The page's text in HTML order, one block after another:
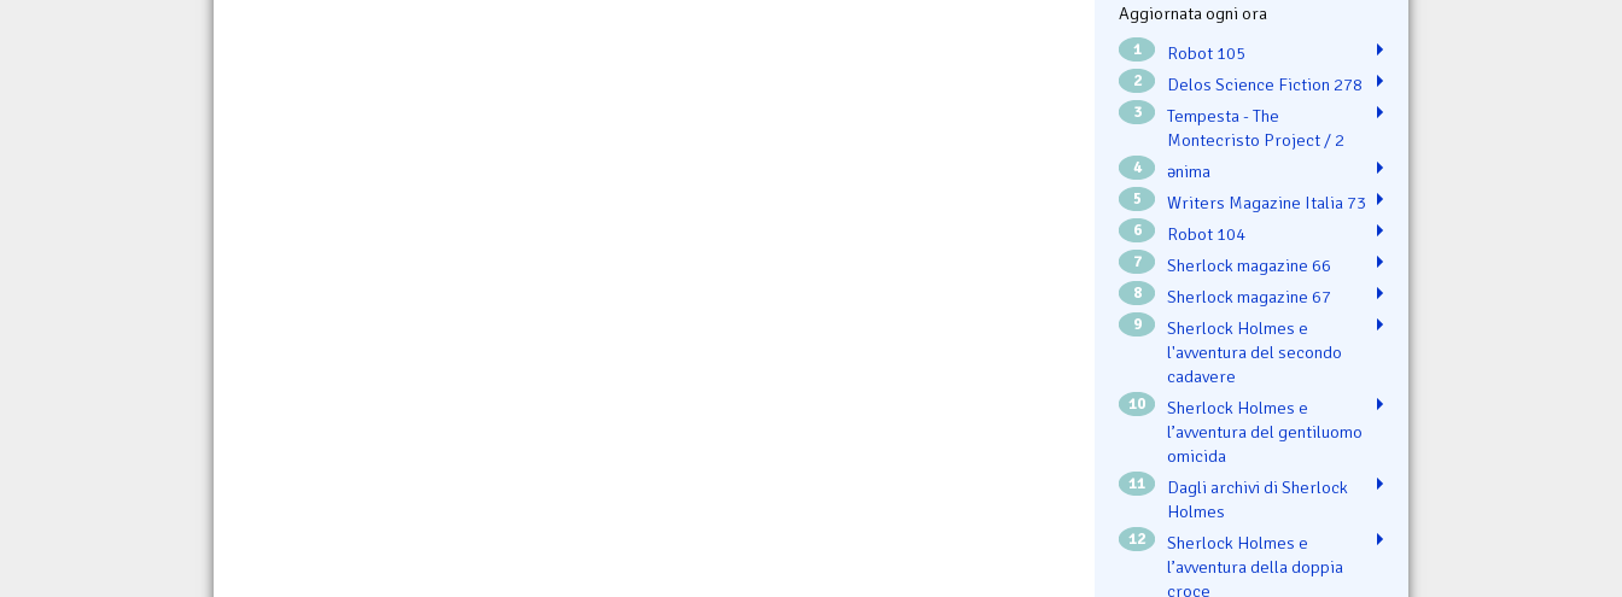
Aggiornata ogni ora
1 Robot 105
2 Delos Science Fiction 278
3
Tempesta - The
Montecristo Project / 2
4 ənima
5 Writers Magazine Italia 73
6 Robot 104
7 Sherlock magazine 66
8 Sherlock magazine 67
9
Sherlock Holmes e
l'avventura del secondo
cadavere
10
Sherlock Holmes e
l’avventura del gentiluomo
omicida
11
Dagli archivi di Sherlock
Holmes
12
Sherlock Holmes e
l’avventura della doppia
croce